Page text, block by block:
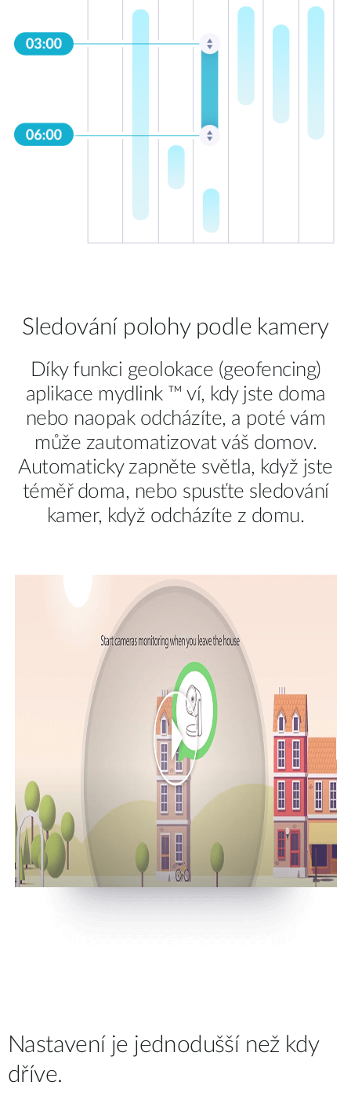
Sledování polohy podle kamery
Díky funkci geolokace (geofencing)
aplikace mydlink ™ ví, kdy jste doma
nebo naopak odcházíte, a poté vám
může zautomatizovat váš domov.
Automaticky zapněte světla, když jste
téměř doma, nebo spusťte sledování
kamer, když odcházíte z domu.
Nastavení je jednodušší než kdy
dříve.